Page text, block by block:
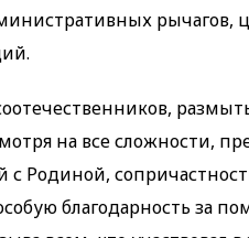
на все сложности,
Родиной,
благодарность за